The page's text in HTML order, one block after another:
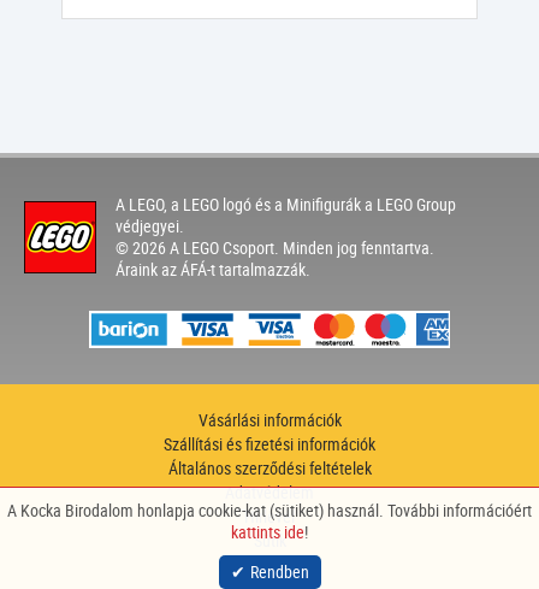
A LEGO, a LEGO logó és a Minifigurák a LEGO Group
védjegyei.
© 2026 A LEGO Csoport. Minden jog fenntartva.
Áraink az ÁFÁ-t tartalmazzák.
Vásárlási információk
Szállítási és fizetési információk
Általános szerződési feltételek
Adatvédelem
Hírlevél
Sütik
site bynitestyle
A Kocka Birodalom honlapja cookie-kat (sütiket) használ. További információért
kattints ide!
Rendben